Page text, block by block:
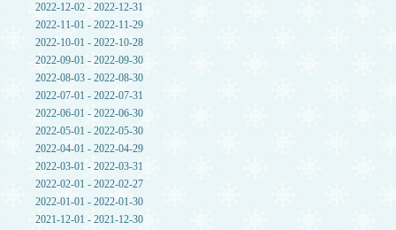
2022-12-02 - 2022-12-31
2022-11-01 - 2022-11-29
2022-10-01 - 2022-10-28
2022-09-01 - 2022-09-30
2022-08-03 - 2022-08-30
2022-07-01 - 2022-07-31
2022-06-01 - 2022-06-30
2022-05-01 - 2022-05-30
2022-04-01 - 2022-04-29
2022-03-01 - 2022-03-31
2022-02-01 - 2022-02-27
2022-01-01 - 2022-01-30
2021-12-01 - 2021-12-30